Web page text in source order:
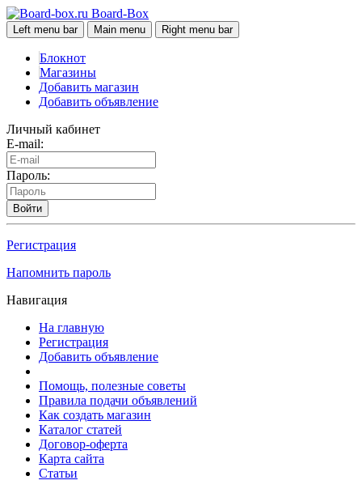
Board-Box
Left menu bar Main menu Right menu bar
Блокнот
Магазины
Добавить магазин
Добавить объявление
Личный кабинет
E-mail:
Пароль:
Войти
Регистрация
Напомнить пароль
Навигация
На главную
Регистрация
Добавить объявление
Помощь, полезные советы
Правила подачи объявлений
Как создать магазин
Каталог статей
Договор-оферта
Карта сайта
Статьи